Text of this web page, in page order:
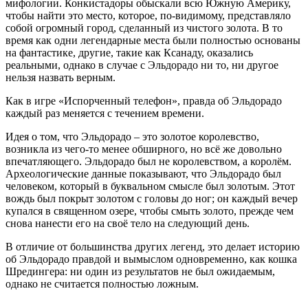
мифологии. Конкистадоры обыскали всю Южную Америку,
чтобы найти это место, которое, по-видимому, представляло
собой огромный город, сделанный из чистого золота. В то
время как одни легендарные места были полностью основаны
на фантастике, другие, такие как Ксанаду, оказались
реальными, однако в случае с Эльдорадо ни то, ни другое
нельзя назвать верным.
Как в игре «Испорченный телефон», правда об Эльдорадо
каждый раз меняется с течением времени.
Идея о том, что Эльдорадо – это золотое королевство,
возникла из чего-то менее обширного, но всё же довольно
впечатляющего. Эльдорадо был не королевством, а королём.
Археологические данные показывают, что Эльдорадо был
человеком, который в буквальном смысле был золотым. Этот
вождь был покрыт золотом с головы до ног; он каждый вечер
купался в священном озере, чтобы смыть золото, прежде чем
снова нанести его на своё тело на следующий день.
В отличие от большинства других легенд, это делает историю
об Эльдорадо правдой и вымыслом одновременно, как кошка
Шредингера: ни один из результатов не был ожидаемым,
однако не считается полностью ложным.